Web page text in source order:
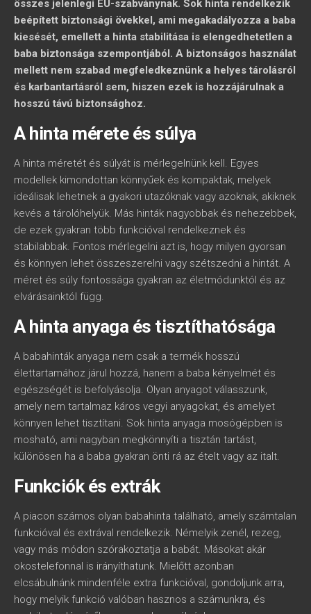
összes jelenlegi EU-szabványnak. Sok hinta rendelkezik
beépített biztonsági övekkel, ami megakadályozza a baba
kiesését, emellett a hinta stabilitása is elengedhetetlen a
baba biztonsága szempontjából. A biztonságos használat
mellett nem szabad megfeledkeznünk a helyes tárolásról
és karbantartásról sem, hiszen ezek is hozzájárulnak a
hosszú távú biztonsághoz.
A hinta mérete és súlya
A hinta méretét és súlyát is mérlegelnünk kell. Egyes
modellek kimondottan könnyűek és kompaktak, melyek
ideálisak lehetnek a gyakori utazóknak vagy azoknak, akiknek
kevés a tárolóhelyük. Más hinták nagyobbak és nehezebbek,
de ezek gyakran több funkcióval rendelkeznek és
stabilabbak. Fontos mérlegelni azt is, hogy milyen gyorsan
és könnyen lehet összeszerelni vagy szétszedni a hintát. A
méret és súly fontossága gyakran az életmódunktól és az
elvárásainktól függ.
A hinta anyaga és tisztíthatósága
A babahinták anyaga nem csak a termék hosszú
élettartamához járul hozzá, hanem a baba kényelmét és
egészségét is befolyásolja. Olyan anyagot válasszunk,
amely nem tartalmaz káros vegyi anyagokat, és amelyet
könnyen lehet tisztítani. Sok hinta anyaga mosógépben is
mosható, ami nagyban megkönnyíti a tisztán tartást,
különösen ha a baba gyakran önti rá az ételt vagy az italt.
Funkciók és extrák
A piacon számos olyan babahinta található, amely számtalan
funkcióval és extrával rendelkezik. Némelyik zenél, rezeg,
vagy más módon szórakoztatja a babát. Másokat akár
okostelefonnal is irányíthatunk. Mielőtt azonban
elcsábulnánk mindenféle extra funkcióval, gondoljunk arra,
hogy melyik funkció valóban hasznos a számunkra, és